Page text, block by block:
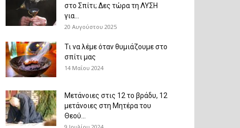
στο Σπίτι; Δες τώρα τη ΛΥΣΗ
για...
20 Αυγούστου 2025
Τι να λέμε όταν θυμιάζουμε στο
σπίτι μας
14 Μαΐου 2024
Μετάνοιες στις 12 το βράδυ, 12
μετάνοιες στη Μητέρα του
Θεού...